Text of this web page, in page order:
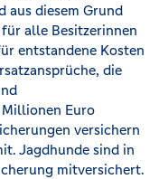
aus diesem Grund
alle Besitzerinnen
entstandene Kosten
die
Millionen Euro
versichern
Jagdhunde sind in
mitversichert.